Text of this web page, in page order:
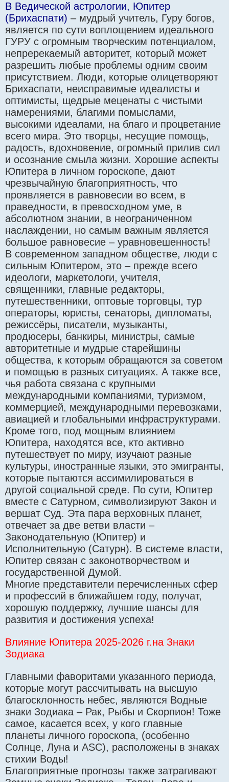
В Ведической астрологии, Юпитер
(Брихаспати) – мудрый учитель, Гуру богов,
является по сути воплощением идеального
ГУРУ с огромным творческим потенциалом,
непререкаемый авторитет, который может
разрешить любые проблемы одним своим
присутствием. Люди, которые олицетворяют
Брихаспати, неисправимые идеалисты и
оптимисты, щедрые меценаты с чистыми
намерениями, благими помыслами,
высокими идеалами, на благо и процветание
всего мира. Это творцы, несущие помощь,
радость, вдохновение, огромный прилив сил
и осознание смыла жизни. Хорошие аспекты
Юпитера в личном гороскопе, дают
чрезвычайную благоприятность, что
проявляется в равновесии во всем, в
праведности, в превосходном уме, в
абсолютном знании, в неограниченном
наслаждении, но самым важным является
большое равновесие – уравновешенность!
В современном западном обществе, люди с
сильным Юпитером, это – прежде всего
идеологи, маркетологи, учителя,
священники, главные редакторы,
путешественники, оптовые торговцы, тур
операторы, юристы, сенаторы, дипломаты,
режиссёры, писатели, музыканты,
продюсеры, банкиры, министры, самые
авторитетные и мудрые старейшины
общества, к которым обращаются за советом
и помощью в разных ситуациях. А также все,
чья работа связана с крупными
международными компаниями, туризмом,
коммерцией, международными перевозками,
авиацией и глобальными инфраструктурами.
Кроме того, под мощным влиянием
Юпитера, находятся все, кто активно
путешествует по миру, изучают разные
культуры, иностранные языки, это эмигранты,
которые пытаются ассимилироваться в
другой социальной среде. По сути, Юпитер
вместе с Сатурном, символизируют Закон и
вершат Суд. Эта пара верховных планет,
отвечает за две ветви власти –
Законодательную (Юпитер) и
Исполнительную (Сатурн). В системе власти,
Юпитер связан с законотворчеством и
государственной Думой.
Многие представители перечисленных сфер
и профессий в ближайшем году, получат,
хорошую поддержку, лучшие шансы для
развития и достижения успеха!
Влияние Юпитера 2025-2026 г.на Знаки
Зодиака
Главными фаворитами указанного периода,
которые могут рассчитывать на высшую
благосклонность небес, являются Водные
знаки Зодиака – Рак, Рыбы и Скорпион! Тоже
самое, касается всех, у кого главные
планеты личного гороскопа, (особенно
Солнце, Луна и ASC), расположены в знаках
стихии Воды!
Благоприятные прогнозы также затрагивают